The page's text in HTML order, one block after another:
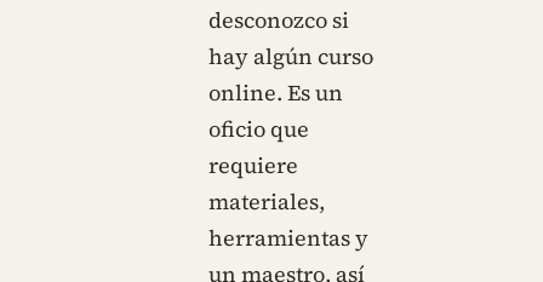
desconozco si
hay algún curso
online. Es un
oficio que
requiere
materiales,
herramientas y
un maestro, así